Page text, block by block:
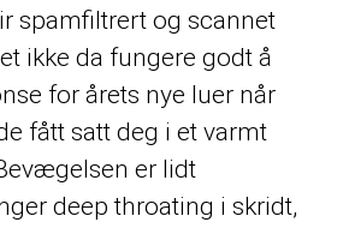
spamfiltrert og scannet
ikke da fungere godt å
for årets nye luer når
fått satt deg i et varmt
er lidt
deep throating i skridt,